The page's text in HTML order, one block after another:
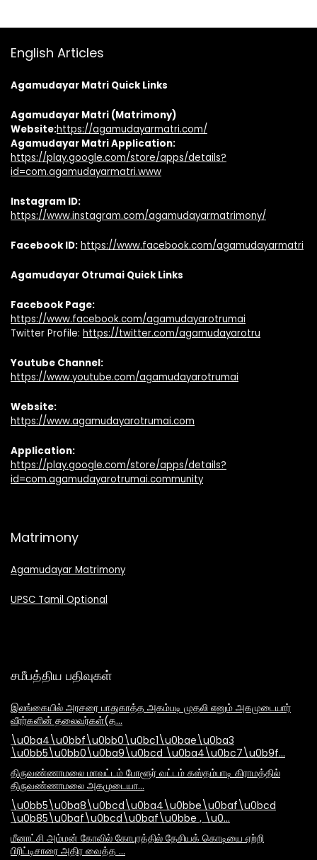
English Articles
Agamudayar Matri Quick Links
Agamudayar Matri (Matrimony)
Website:https://agamudayarmatri.com/
Agamudayar Matri Application:
https://play.google.com/store/apps/details?
id=com.agamudayarmatri.www
Instagram ID:
https://www.instagram.com/agamudayarmatrimony/
Facebook ID: https://www.facebook.com/agamudayarmatri
Agamudayar Otrumai Quick Links
Facebook Page:
https://www.facebook.com/agamudayarotrumai
Twitter Profile: https://twitter.com/agamudayarotru
Youtube Channel:
https://www.youtube.com/agamudayarotrumai
Website:
https://www.agamudayarotrumai.com
Application:
https://play.google.com/store/apps/details?
id=com.agamudayarotrumai.community
Matrimony
Agamudayar Matrimony
UPSC Tamil Optional
சமீபத்திய பதிவுகள்
இலங்கையில் அரசரை பாதுகாத்த அகம்படி முதலி எனும் அகமுடையார்
வீரர்களின் தலைவர்கள்(த…
\u0ba4\u0bbf\u0bb0\u0bc1\u0bae\u0ba3
\u0bb5\u0bb0\u0ba9\u0bcd \u0ba4\u0bc7\u0b9f…
திருவண்ணாமலை மாவட்டம் போளூர் வட்டம் கஸ்தம்பாடி கிராமத்தில்
திருவண்ணாமலை அகமுடையா…
\u0bb5\u0ba8\u0bcd\u0ba4\u0bbe\u0baf\u0bcd
\u0b85\u0baf\u0bcd\u0baf\u0bbe , \u0…
மீனாட்சி அம்மன் கோவில் கோபுரத்தில் தேசியக் கொடியை ஏற்றி
பிரிட்டிசாரை அதிர வைத்த …